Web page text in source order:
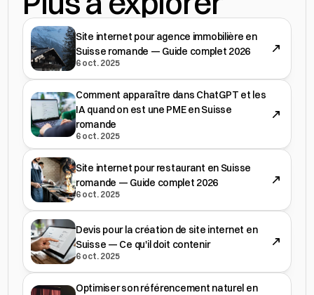
Site internet pour agence immobilière en
Suisse romande — Guide complet 2026
6 oct. 2025
Comment apparaître dans ChatGPT et les
IA quand on est une PME en Suisse
romande
6 oct. 2025
Site internet pour restaurant en Suisse
romande — Guide complet 2026
6 oct. 2025
Devis pour la création de site internet en
Suisse — Ce qu'il doit contenir
6 oct. 2025
Optimiser son référencement naturel en